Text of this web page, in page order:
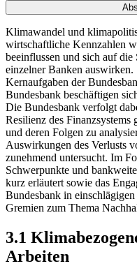
Klimawandel und
wirtschaftliche Kennzahlen
beeinflussen und sich auf die
einzelner Banken auswirken.
Kernaufgaben der
Bundesbank beschäftigen
Die Bundesbank verfolgt
Resilienz des Finanzsystems
und deren Folgen zu
Auswirkungen des Verlusts
zunehmend untersucht. Im
Schwerpunkte und
kurz erläutert sowie das
Bundesbank in
Gremien zum Thema
3.1
Arbeiten